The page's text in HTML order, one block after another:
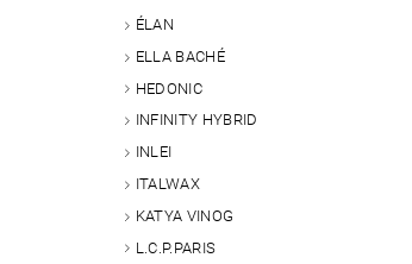
ÉLAN
ELLA BACHÉ
HEDONIC
INFINITY HYBRID
INLEI
ITALWAX
KATYA VINOG
L.C.P.PARIS